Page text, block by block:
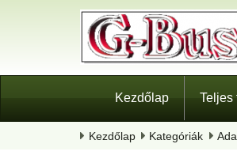
Kezdőlap Teljes
Kezdőlap Kategóriák